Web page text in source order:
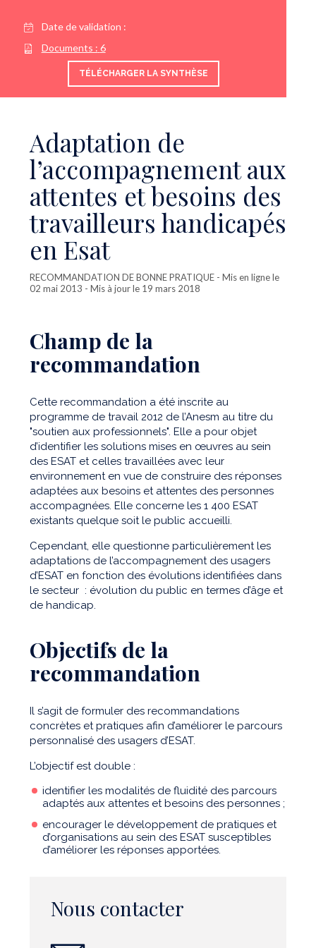
Date de validation :
Documents : 6
TÉLÉCHARGER LA SYNTHÈSE
Adaptation de
l’accompagnement aux
attentes et besoins des
travailleurs handicapés
en Esat
RECOMMANDATION DE BONNE PRATIQUE - Mis en ligne le
02 mai 2013 - Mis à jour le 19 mars 2018
Champ de la
recommandation
Cette recommandation a été inscrite au
programme de travail 2012 de l’Anesm au titre du
"soutien aux professionnels". Elle a pour objet
d’identifier les solutions mises en œuvres au sein
des ESAT et celles travaillées avec leur
environnement en vue de construire des réponses
adaptées aux besoins et attentes des personnes
accompagnées. Elle concerne les 1 400 ESAT
existants quelque soit le public accueilli.
Cependant, elle questionne particulièrement les
adaptations de l’accompagnement des usagers
d’ESAT en fonction des évolutions identifiées dans
le secteur : évolution du public en termes d’âge et
de handicap.
Objectifs de la
recommandation
Il s’agit de formuler des recommandations
concrètes et pratiques afin d’améliorer le parcours
personnalisé des usagers d’ESAT.
L’objectif est double :
identifier les modalités de fluidité des parcours
adaptés aux attentes et besoins des personnes ;
encourager le développement de pratiques et
d’organisations au sein des ESAT susceptibles
d’améliorer les réponses apportées.
Nous contacter